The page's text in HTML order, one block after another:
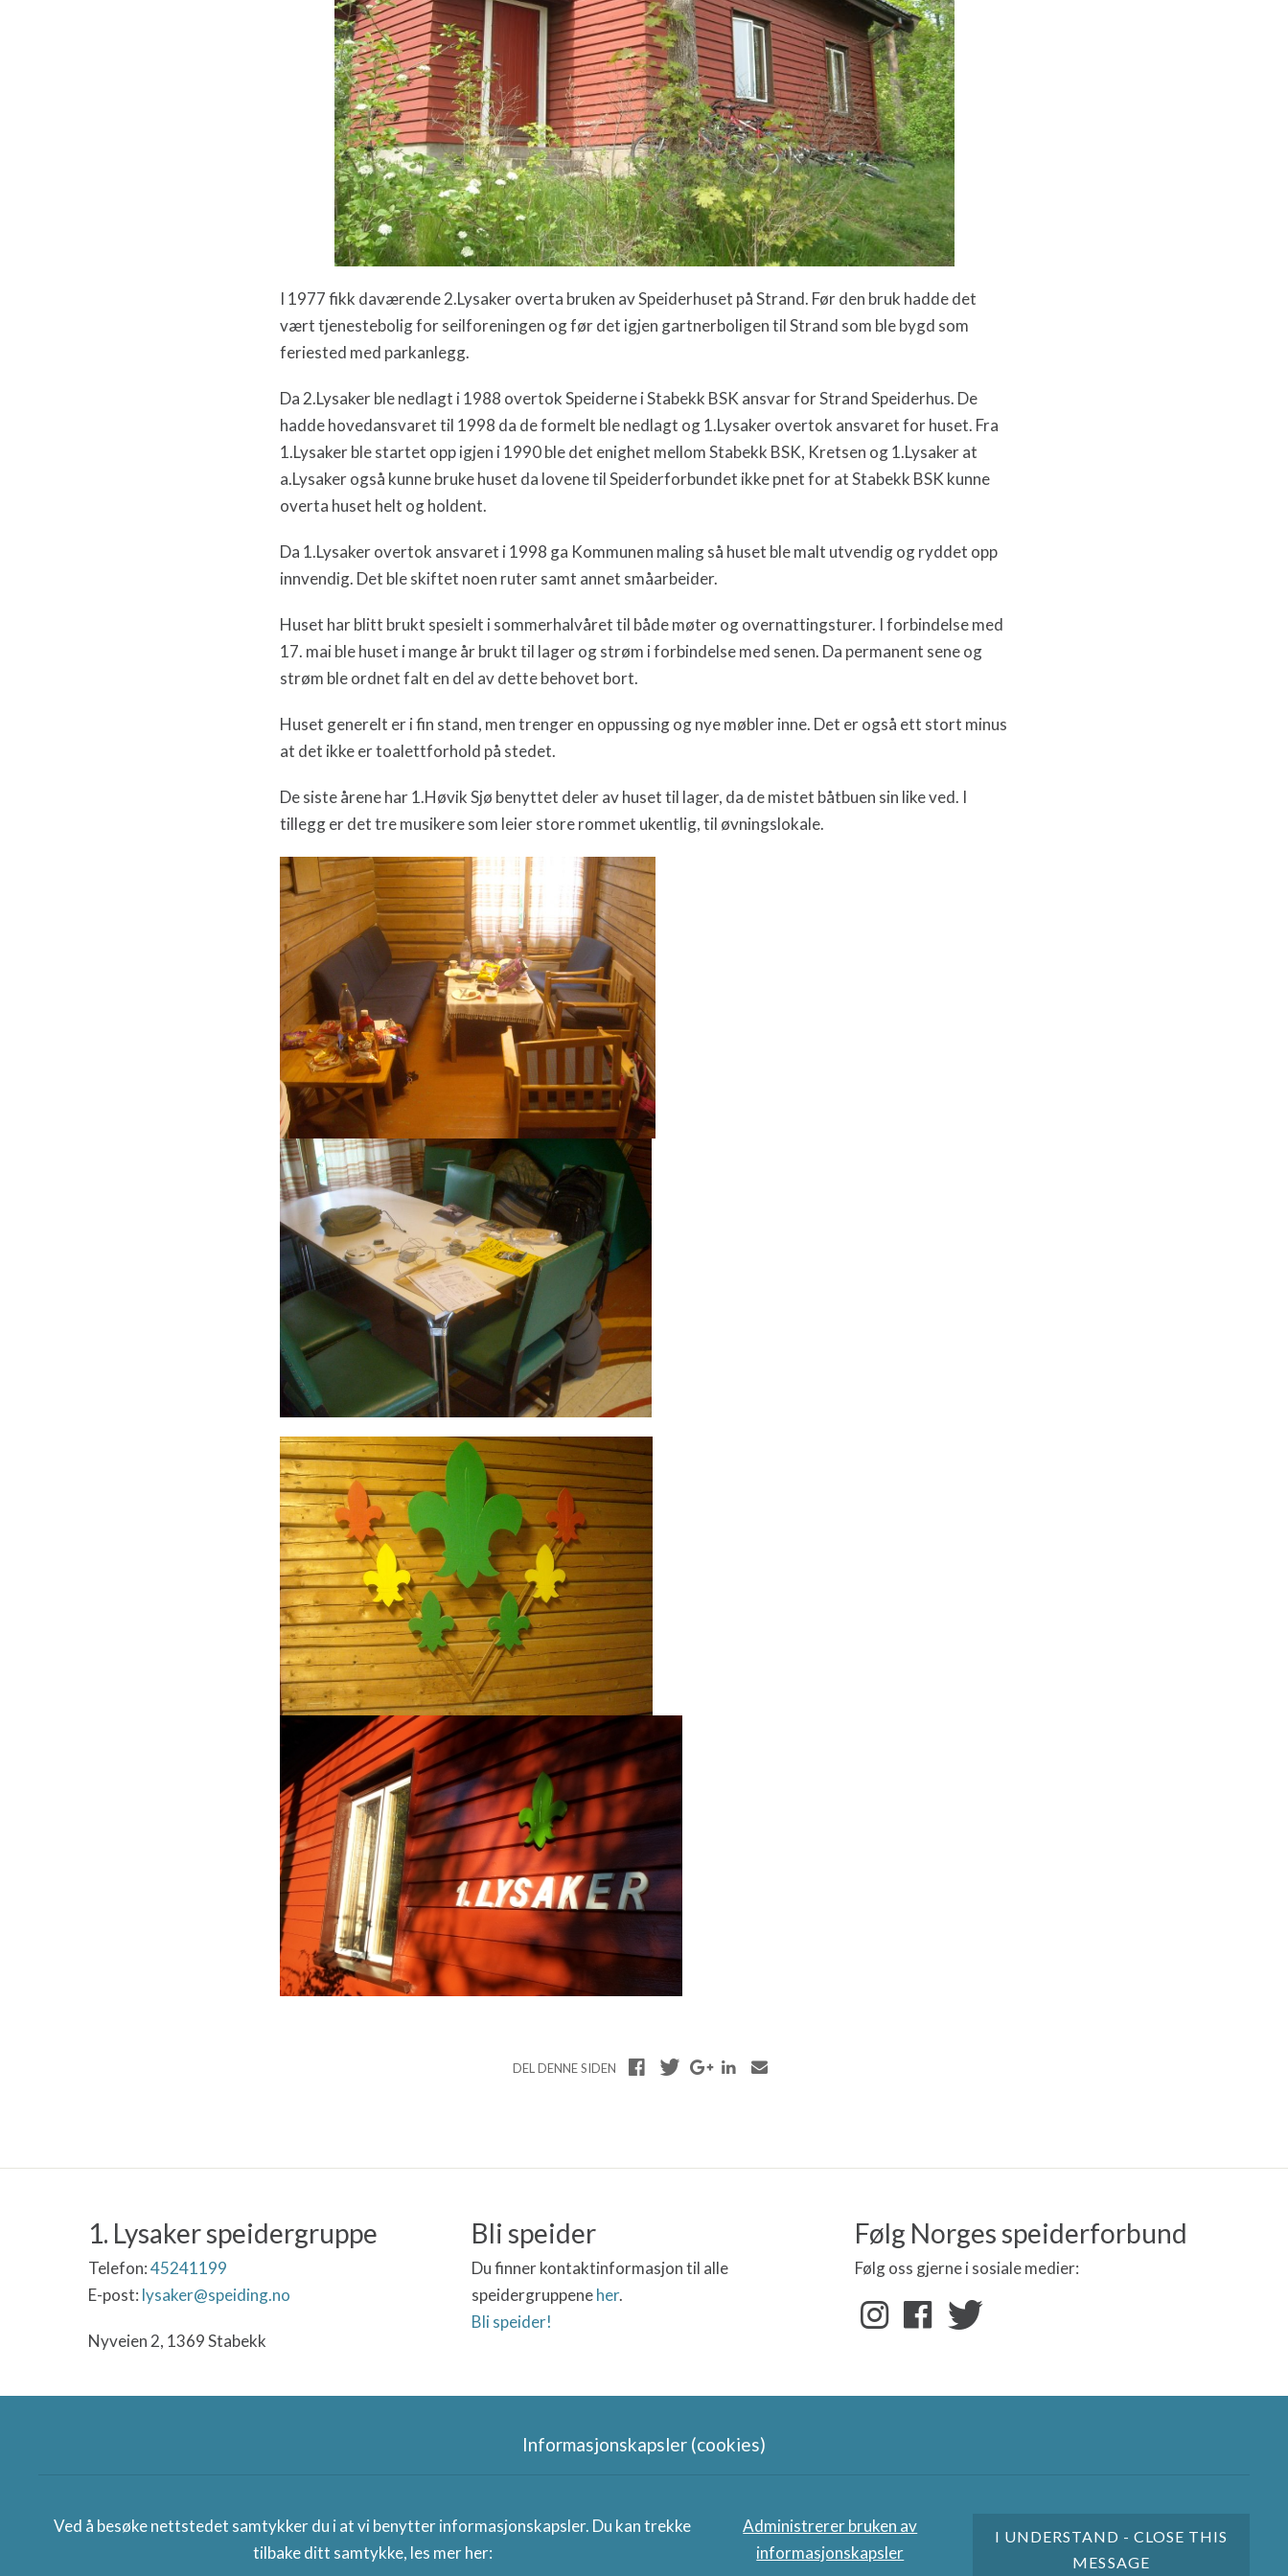
I 1977 fikk daværende 2.Lysaker overta bruken av Speiderhuset på Strand. Før den bruk hadde det
vært tjenestebolig for seilforeningen og før det igjen gartnerboligen til Strand som ble bygd som
feriested med parkanlegg.
Da 2.Lysaker ble nedlagt i 1988 overtok Speiderne i Stabekk BSK ansvar for Strand Speiderhus. De
hadde hovedansvaret til 1998 da de formelt ble nedlagt og 1.Lysaker overtok ansvaret for huset. Fra
1.Lysaker ble startet opp igjen i 1990 ble det enighet mellom Stabekk BSK, Kretsen og 1.Lysaker at
a.Lysaker også kunne bruke huset da lovene til Speiderforbundet ikke pnet for at Stabekk BSK kunne
overta huset helt og holdent.
Da 1.Lysaker overtok ansvaret i 1998 ga Kommunen maling så huset ble malt utvendig og ryddet opp
innvendig. Det ble skiftet noen ruter samt annet småarbeider.
Huset har blitt brukt spesielt i sommerhalvåret til både møter og overnattingsturer. I forbindelse med
17. mai ble huset i mange år brukt til lager og strøm i forbindelse med senen. Da permanent sene og
strøm ble ordnet falt en del av dette behovet bort.
Huset generelt er i fin stand, men trenger en oppussing og nye møbler inne. Det er også ett stort minus
at det ikke er toalettforhold på stedet.
De siste årene har 1.Høvik Sjø benyttet deler av huset til lager, da de mistet båtbuen sin like ved. I
tillegg er det tre musikere som leier store rommet ukentlig, til øvningslokale.
DEL DENNE SIDEN
1. Lysaker speidergruppe
Telefon:45241199
E-post: lysaker@speiding.no
Nyveien 2, 1369 Stabekk
Bli speider
Du finner kontaktinformasjon til alle
speidergruppeneher.
Bli speider!
Følg Norges speiderforbund
Følg oss gjerne i sosiale medier:
Informasjonskapsler (cookies)
Ved å besøke nettstedet samtykker du i at vi benytter informasjonskapsler. Du kan trekke
tilbake ditt samtykke, les mer her:
Administrerer bruken av
informasjonskapsler
I UNDERSTAND - CLOSE THIS
MESSAGE